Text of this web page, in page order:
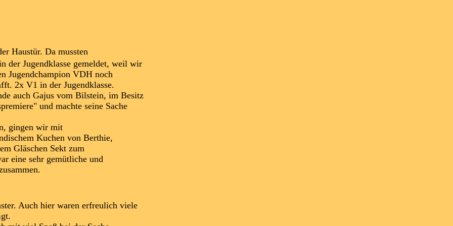
Haustür. Da mussten
gemeldet, weil wir
VDH noch
in der Jugendklasse.
Gajus vom Bilstein, im Besitz
und machte seine Sache
wir mit
Kuchen von Berthie,
Sekt zum
sehr gemütliche und
zusammen.
Auch hier waren erfreulich viele